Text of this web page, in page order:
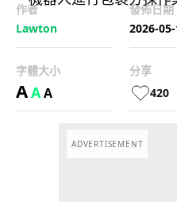
作者
Lawton
發佈日期
2026-
字體大小
AAA
分享
420
ADVERTISEMENT